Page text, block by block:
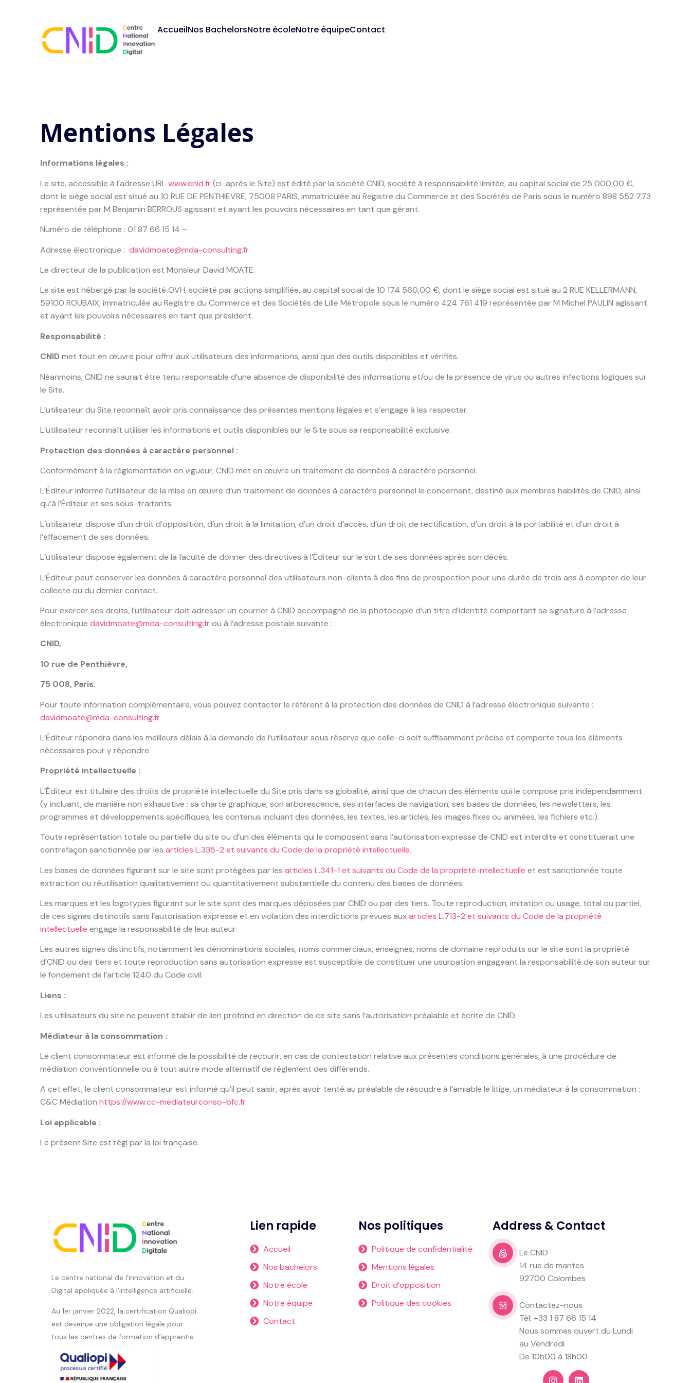
AccueilNos BachelorsNotre écoleNotre équipeContact
Mentions Légales
Informations légales :
Le site, accessible à l’adresse URLwww.cnid.fr(ci-après le Site) est édité par la société CNID, société à responsabilité limitée, au capital social de 25 000,00 €,
dont le siège social est situé au 10 RUE DE PENTHIEVRE, 75008 PARIS, immatriculée au Registre du Commerce et des Sociétés de Paris sous le numéro 898 552 773
représentée par M Benjamin BERROUS agissant et ayant les pouvoirs nécessaires en tant que gérant.
Numéro de téléphone : 01 87 66 15 14 –
Adresse électronique : davidmoate@mda-consulting.fr
Le directeur de la publication est Monsieur David MOATE.
Le site est hébergé par la société OVH, société par actions simplifiée, au capital social de 10 174 560,00 €, dont le siège social est situé au 2 RUE KELLERMANN,
59100 ROUBAIX, immatriculée au Registre du Commerce et des Sociétés de Lille Métropole sous le numéro 424 761 419 représentée par M Michel PAULIN agissant
et ayant les pouvoirs nécessaires en tant que président.
Responsabilité :
CNID met tout en œuvre pour offrir aux utilisateurs des informations, ainsi que des outils disponibles et vérifiés.
Néanmoins, CNID ne saurait être tenu responsable d’une absence de disponibilité des informations et/ou de la présence de virus ou autres infections logiques sur
le Site.
L’utilisateur du Site reconnaît avoir pris connaissance des présentes mentions légales et s’engage à les respecter.
L’utilisateur reconnaît utiliser les informations et outils disponibles sur le Site sous sa responsabilité exclusive.
Protection des données à caractère personnel :
Conformément à la réglementation en vigueur, CNID met en œuvre un traitement de données à caractère personnel.
L’Éditeur informe l’utilisateur de la mise en œuvre d’un traitement de données à caractère personnel le concernant, destiné aux membres habilités de CNID, ainsi
qu’à l’Éditeur et ses sous-traitants.
L’utilisateur dispose d’un droit d’opposition, d’un droit à la limitation, d’un droit d’accès, d’un droit de rectification, d’un droit à la portabilité et d’un droit à
l’effacement de ses données.
L’utilisateur dispose également de la faculté de donner des directives à l’Éditeur sur le sort de ses données après son décès.
L’Éditeur peut conserver les données à caractère personnel des utilisateurs non-clients à des fins de prospection pour une durée de trois ans à compter de leur
collecte ou du dernier contact.
Pour exercer ses droits, l’utilisateur doit adresser un courrier à CNID accompagné de la photocopie d’un titre d’identité comportant sa signature à l’adresse
électronique davidmoate@mda-consulting.frou à l’adresse postale suivante :
CNID,
10 rue de Penthièvre,
75 008, Paris.
Pour toute information complémentaire, vous pouvez contacter le référent à la protection des données de CNID à l’adresse électronique suivante :
davidmoate@mda-consulting.fr
L’Éditeur répondra dans les meilleurs délais à la demande de l’utilisateur sous réserve que celle-ci soit suffisamment précise et comporte tous les éléments
nécessaires pour y répondre.
Propriété intellectuelle :
L’Éditeur est titulaire des droits de propriété intellectuelle du Site pris dans sa globalité, ainsi que de chacun des éléments qui le compose pris indépendamment
(y incluant, de manière non exhaustive : sa charte graphique, son arborescence, ses interfaces de navigation, ses bases de données, les newsletters, les
programmes et développements spécifiques, les contenus incluant des données, les textes, les articles, les images fixes ou animées, les fichiers etc.).
Toute représentation totale ou partielle du site ou d’un des éléments qui le composent sans l’autorisation expresse de CNID est interdite et constituerait une
contrefaçon sanctionnée par les articles L.335-2 et suivants du Code de la propriété intellectuelle.
Les bases de données figurant sur le site sont protégées par les articles L.341-1 et suivants du Code de la propriété intellectuelle et est sanctionnée toute
extraction ou réutilisation qualitativement ou quantitativement substantielle du contenu des bases de données.
Les marques et les logotypes figurant sur le site sont des marques déposées par CNID ou par des tiers. Toute reproduction, imitation ou usage, total ou partiel,
de ces signes distinctifs sans l’autorisation expresse et en violation des interdictions prévues auxarticles L.713-2 et suivants du Code de la propriété
intellectuelle engage la responsabilité de leur auteur.
Les autres signes distinctifs, notamment les dénominations sociales, noms commerciaux, enseignes, noms de domaine reproduits sur le site sont la propriété
d’CNID ou des tiers et toute reproduction sans autorisation expresse est susceptible de constituer une usurpation engageant la responsabilité de son auteur sur
le fondement de l’article 1240 du Code civil.
Liens :
Les utilisateurs du site ne peuvent établir de lien profond en direction de ce site sans l’autorisation préalable et écrite de CNID.
Médiateur à la consommation :
Le client consommateur est informé de la possibilité de recourir, en cas de contestation relative aux présentes conditions générales, à une procédure de
médiation conventionnelle ou à tout autre mode alternatif de règlement des différends.
A cet effet, le client consommateur est informé qu’il peut saisir, après avoir tenté au préalable de résoudre à l’amiable le litige, un médiateur à la consommation :
C&C Médiation https://www.cc-mediateurconso-bfc.fr
Loi applicable :
Le présent Site est régi par la loi française.
Le centre national de l’innovation et du
Digital appliquée à l’intelligence artificielle.
Au 1er janvier 2022, la certification Qualiopi
est devenue une obligation légale pour
tous les centres de formation d’apprentis.
Lien rapide
Accueil
Nos bachelors
Notre école
Notre équipe
Contact
Nos politiques
Politique de confidentialité
Mentions légales
Droit d’opposition
Politique des cookies
Address & Contact
Le CNID
14 rue de mantes
92700 Colombes
Contactez-nous
Tèl: +33 1 87 66 15 14
Nous sommes ouvert du Lundi
au Vendredi
De 10h00 à 18h00